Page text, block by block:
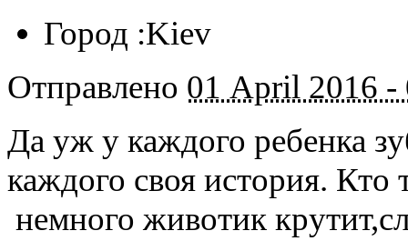
Город :Kiev
Отправлено 01 April 2016 -
Да уж у каждого ребенка
каждого своя история. Кто
немного животик